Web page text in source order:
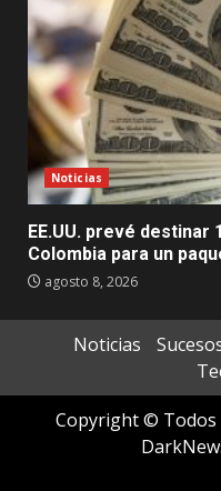
Noticias
EE.UU. prevé
Colombia para un
agosto 8, 2026
Noticias
Copyright © Todos